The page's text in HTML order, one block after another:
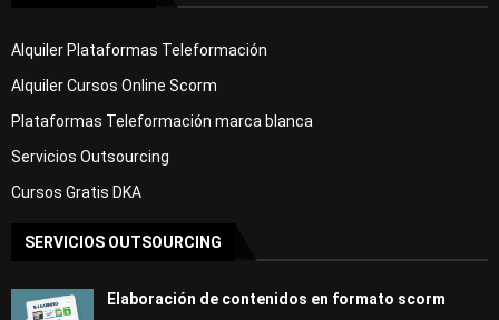
Alquiler Plataformas Teleformación
Alquiler Cursos Online Scorm
Plataformas Teleformación marca blanca
Servicios Outsourcing
Cursos Gratis DKA
SERVICIOS OUTSOURCING
Elaboración de contenidos en formato scorm